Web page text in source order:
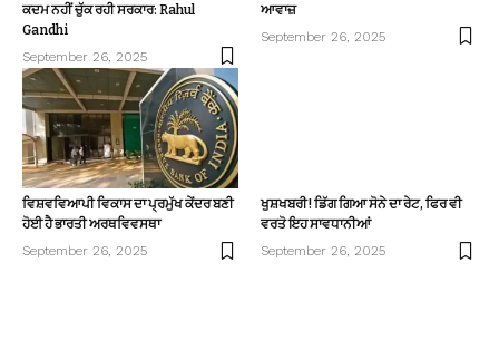
ਕਦਮ ਨਹੀਂ ਚੁੱਕ ਰਹੀ ਸਰਕਾਰ: Rahul
Gandhi
September 26, 2025
ਆਵਾਜ਼
September 26, 2025
ਵਿਸ਼ਵਵਿਆਪੀ ਵਿਕਾਸ ਦਾ ਪ੍ਰਮੁੱਖ ਕੇਂਦਰ ਬਣੀ
ਹੋਈ ਹੈ ਭਾਰਤੀ ਅਰਥਵਿਵਸਥਾ
September 26, 2025
ਖੁਸ਼ਖਬਰੀ! ਡਿੱਗ ਗਿਆ ਸੋਨੇ ਦਾ ਰੇਟ, ਫਿਰ ਵੀ
ਵਰਤੋ ਇਹ ਸਾਵਧਾਨੀਆਂ
September 26, 2025